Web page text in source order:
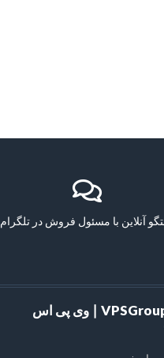
آنلاین با مسئول فروش در تلگرام
VPSGroups Inc ∣ وی پی اس